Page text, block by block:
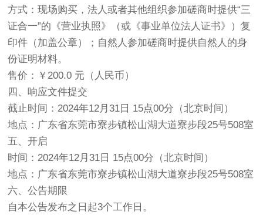
方式：现场购买，法人或者其他组织参加磋商时提供“三
证合一”的《营业执照》（或《事业单位法人证书》）复
印件（加盖公章）；自然人参加磋商时提供自然人的身
份证明材料。
售价：￥200.0 元（人民币）
四、响应文件提交
截止时间：2024年12月31日 15点00分（北京时间）
地点：广东省东莞市寮步镇松山湖大道寮步段25号508室
五、开启
时间：2024年12月31日 15点00分（北京时间）
地点：广东省东莞市寮步镇松山湖大道寮步段25号508室
六、公告期限
自本公告发布之日起3个工作日。